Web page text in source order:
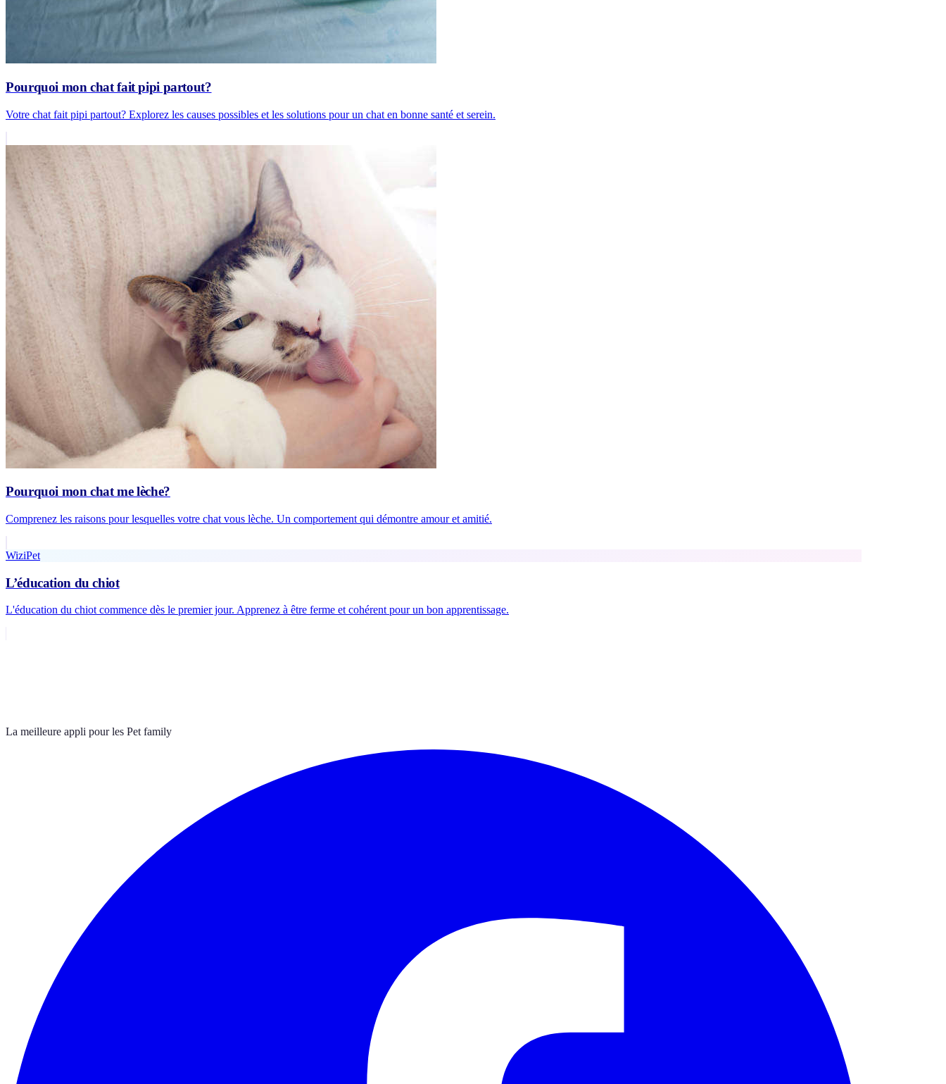
Pourquoi mon chat fait pipi partout?
Votre chat fait pipi partout? Explorez les causes possibles et les solutions pour un chat en bonne santé et serein.
Pourquoi mon chat me lèche?
Comprenez les raisons pour lesquelles votre chat vous lèche. Un comportement qui démontre amour et amitié.
WiziPet
L’éducation du chiot
L'éducation du chiot commence dès le premier jour. Apprenez à être ferme et cohérent pour un bon apprentissage.
La meilleure appli pour les Pet family